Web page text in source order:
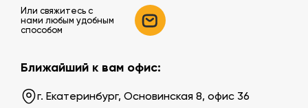
Или свяжитесь c
нами любым удобным
способом
Ближайший к вам офис:
г. Екатеринбург, Основинская 8, офис 36